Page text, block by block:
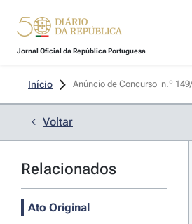
Jornal Oficial da República Portuguesa
Início Anúncio de Concurso  n.º
Voltar
Relacionados
Ato Original